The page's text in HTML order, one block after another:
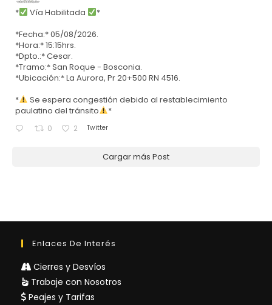
* Vía Habilitada
*
*Fecha:* 05/08/2026.
*Hora:* 15:15hrs.
*Dpto.:* Cesar.
*Tramo:* San Roque - Bosconia.
*Ubicación:* La Aurora, Pr 20+500 RN 4516.
*
Se espera congestión debido al restablecimiento
paulatino del tránsito
*
0 2 Twitter
Cargar más Post
Enlaces De Interés
Cierres y Desvíos
Trabaje con Nosotros
Peajes y Tarifas